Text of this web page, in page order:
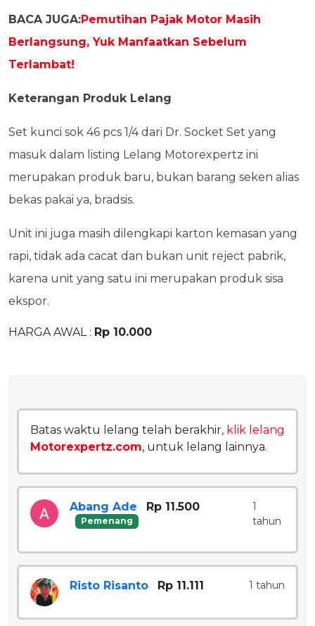
BACA JUGA:Pemutihan Pajak Motor Masih
Berlangsung, Yuk Manfaatkan Sebelum
Terlambat!
Keterangan Produk Lelang
Set kunci sok 46 pcs 1/4 dari Dr. Socket Set yang
masuk dalam listing Lelang Motorexpertz ini
merupakan produk baru, bukan barang seken alias
bekas pakai ya, bradsis.
Unit ini juga masih dilengkapi karton kemasan yang
rapi, tidak ada cacat dan bukan unit reject pabrik,
karena unit yang satu ini merupakan produk sisa
ekspor.
HARGA AWAL : Rp 10.000
Batas waktu lelang telah berakhir, klik lelang
Motorexpertz.com, untuk lelang lainnya.
Abang Ade Rp 11.500
Pemenang
1
tahun
Risto Risanto Rp 11.111 1 tahun